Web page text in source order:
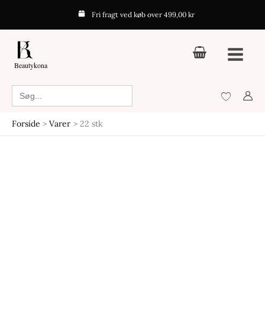
indholdet
Fri fragt ved køb over 499,00 kr
Beautykona
Search
for:
Forside Varer 22 stk